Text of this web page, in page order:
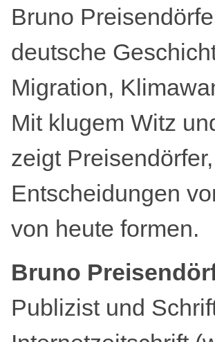
Bruno
deutsche
Migration,
Mit klugem Witz
zeigt
Entscheidungen
von heute formen.
Bruno
Publizist und